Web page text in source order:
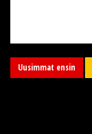
Uusimmat ensin